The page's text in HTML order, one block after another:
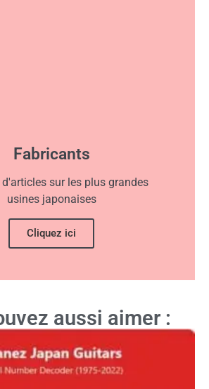
Fabricants
d'articles sur les plus grandes
usines japonaises
Cliquez ici
aussi aimer :